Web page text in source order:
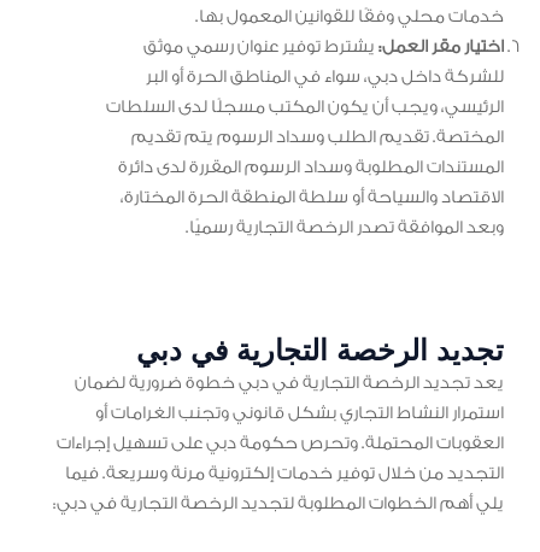
خدمات محلي وفقًا للقوانين المعمول بها.
اختيار مقر العمل: يشترط توفير عنوان رسمي موثق
للشركة داخل دبي، سواء في المناطق الحرة أو البر
الرئيسي، ويجب أن يكون المكتب مسجلًا لدى السلطات
المختصة. تقديم الطلب وسداد الرسوم يتم تقديم
المستندات المطلوبة وسداد الرسوم المقررة لدى دائرة
الاقتصاد والسياحة أو سلطة المنطقة الحرة المختارة،
وبعد الموافقة تصدر الرخصة التجارية رسميًا.
تجديد الرخصة التجارية في دبي
يعد تجديد الرخصة التجارية في دبي خطوة ضرورية لضمان
استمرار النشاط التجاري بشكل قانوني وتجنب الغرامات أو
العقوبات المحتملة. وتحرص حكومة دبي على تسهيل إجراءات
التجديد من خلال توفير خدمات إلكترونية مرنة وسريعة. فيما
يلي أهم الخطوات المطلوبة لتجديد الرخصة التجارية في دبي: